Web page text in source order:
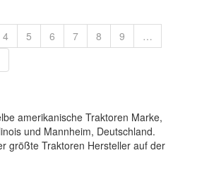
4 5 6 7 8 9
…
amerikanische Traktoren Marke,
und Mannheim, Deutschland.
größte Traktoren Hersteller auf der